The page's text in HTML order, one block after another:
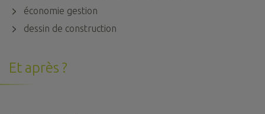
économie gestion
dessin de construction
Et après ?